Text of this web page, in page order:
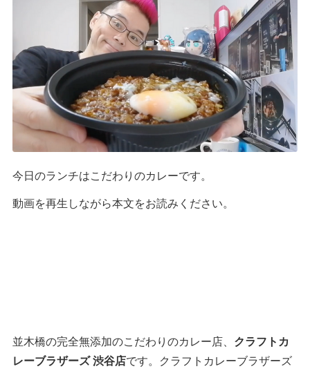
今日のランチはこだわりのカレーです。
動画を再生しながら本文をお読みください。
並木橋の完全無添加のこだわりのカレー店、 クラフトカ
レーブラザーズ 渋谷店です。クラフトカレーブラザーズ